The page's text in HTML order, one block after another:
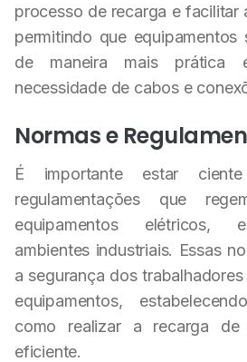
processo de recarga e facilitar
permitindo que equipamentos
de maneira mais prática
necessidade de cabos e
Normas e
É importante estar
regulamentações que
equipamentos elétricos,
ambientes industriais. Essas
a segurança dos
equipamentos,
como realizar a recarga de
eficiente.